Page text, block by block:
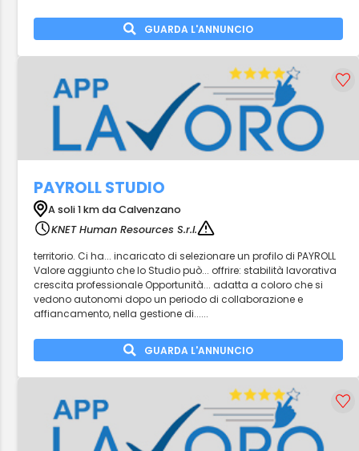
GUARDA L'ANNUNCIO
PAYROLL STUDIO
A soli 1 km da Calvenzano
KNET Human Resources S.r.l.
territorio. Ci ha... incaricato di selezionare un profilo di PAYROLL
Valore aggiunto che lo Studio può... offrire: stabilità lavorativa
crescita professionale Opportunità... adatta a coloro che si
vedono autonomi dopo un periodo di collaborazione e
affiancamento, nella gestione di......
GUARDA L'ANNUNCIO